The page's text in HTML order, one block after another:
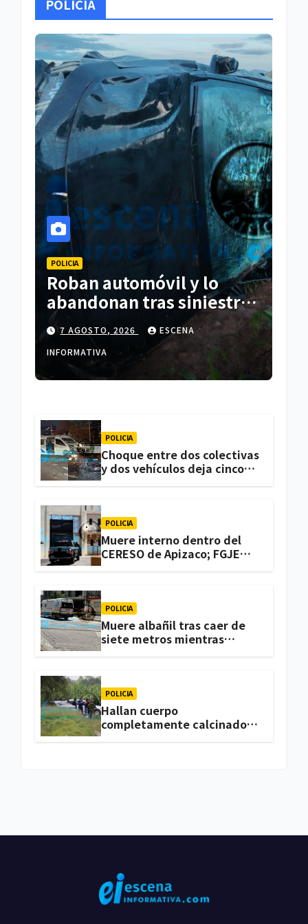
POLICIA
POLICIA
Roban automóvil y lo
abandonan tras siniestro
en Españita
7 AGOSTO, 2026
ESCENA
INFORMATIVA
POLICIA
Choque entre dos colectivas
y dos vehículos deja cinco
POLICIA
Muere interno dentro del
CERESO de Apizaco; FGJE
POLICIA
Muere albañil tras caer de
siete metros mientras
POLICIA
Hallan cuerpo
completamente calcinado